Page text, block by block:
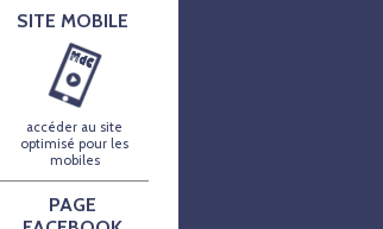
SITE MOBILE
accéder au site
optimisé pour les
mobiles
PAGE